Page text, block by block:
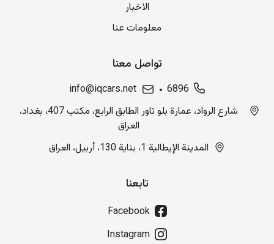
الاخبار
معلومات عنا
تواصل معنا
6896
info@iqcars.net
شارع الرواد، عمارة بلو تاور الطابق الرابع، مكتب 407، بغداد،
العراق
المدينة الإيطالية 1، بناية 130، أربيل، العراق
تابعنا
Facebook
Instagram